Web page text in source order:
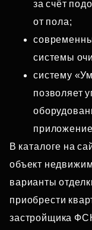
за счёт
от пола;
системы
систему
позволяет
В каталоге на
объект
варианты
приобрести
застройщика